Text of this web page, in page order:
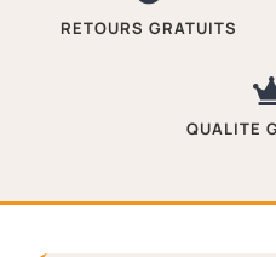
RETOURS GRATUITS
QUALITE